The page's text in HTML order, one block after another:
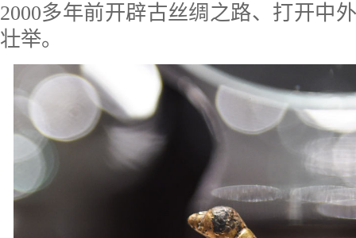
2000多年前开辟古丝绸之路、打开中
壮举。